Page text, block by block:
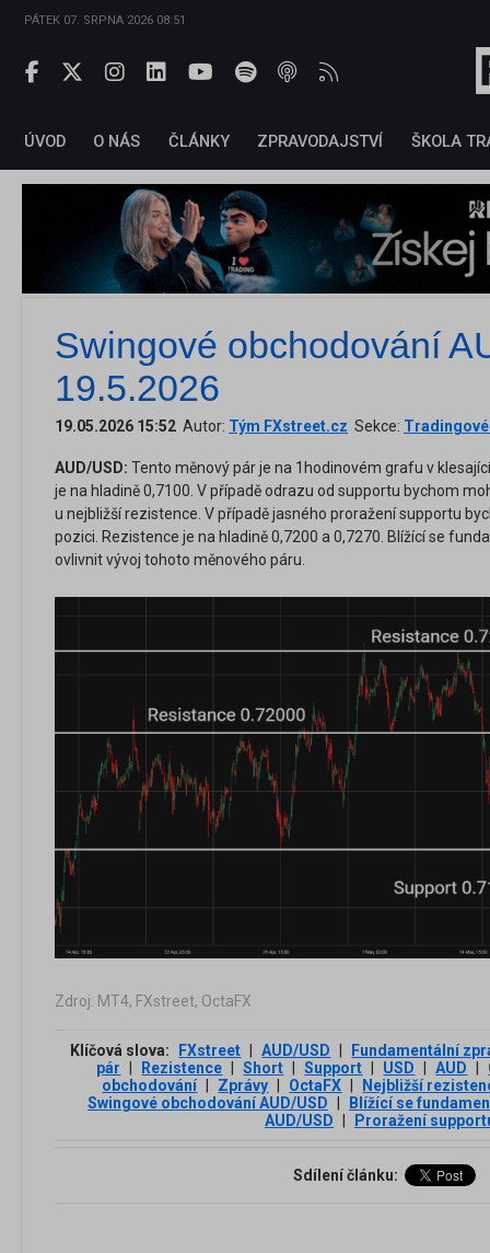
PÁTEK 07. SRPNA 2026 08:51
ÚVOD O NÁS ČLÁNKY ZPRAVODAJSTVÍ ŠKOLA
Swingové obchodování
19.5.2026
19.05.2026 15:52 Autor: Tým FXstreet.cz Sekce: Tradingové
AUD/USD: Tento měnový pár je na 1hodinovém grafu v
je na hladině 0,7100. V případě odrazu od supportu bychom
u nejbližší rezistence. V případě jasného proražení supportu
pozici. Rezistence je na hladině 0,7200 a 0,7270. Blížící se
ovlivnit vývoj tohoto měnového páru.
Zdroj: MT4, FXstreet, OctaFX
Klíčová slova: FXstreet AUD/USD
Fundamentální
pár
Rezistence Short Support USD AUD
obchodování
Zprávy OctaFX
Nejbližší
Swingové obchodování AUD/USD
Blížící se
AUD/USD
Proražení
Sdílení článku: